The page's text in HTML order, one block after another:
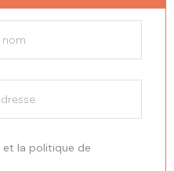
et la politique de